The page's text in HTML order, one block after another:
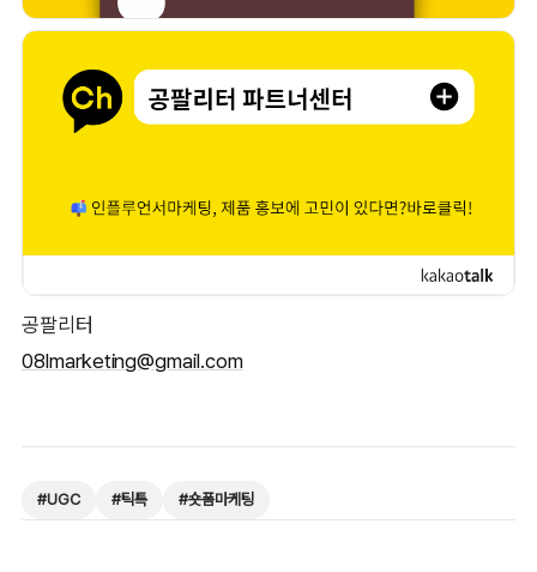
공팔리터
08lmarketing@gmail.com
#UGC #틱톡 #숏폼마케팅